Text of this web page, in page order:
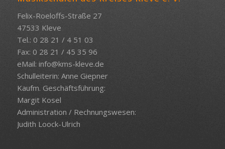
Felix-Roeloffs-Straße 27
47533 Kleve
Tel.: 0 28 21 / 4 51 03
Fax: 0 28 21 / 45 35 96
eMail: info@kms-kleve.de
Schulleiterin: Anne Giepner
Kaufm. Geschäftsführung:
Margit Kosel
Administration / Rechnungswesen:
Judith Loock-Ulrich